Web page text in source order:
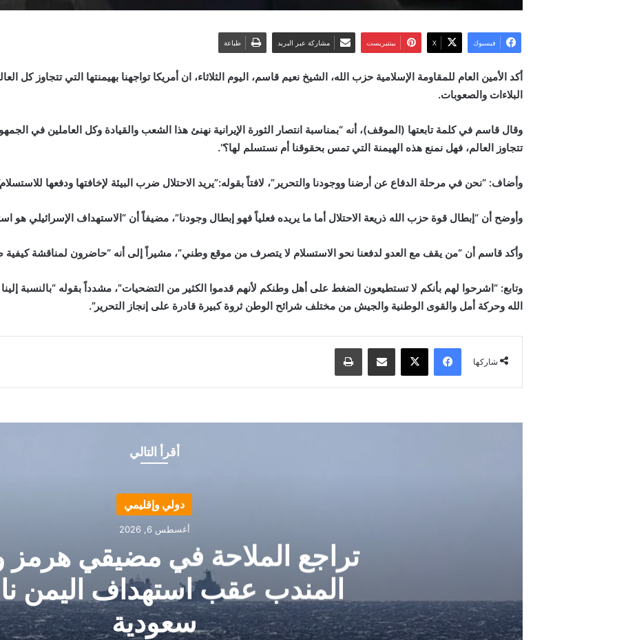
فيسبوك ‫X بينتيريست مشاركة عبر البريد طباعة
أكد الأمين العام للمقاومة الإسلامية حزب الله، الشيخ نعيم قاسم، اليوم الثلاثاء، ان أمريكا تواجهنا بهيمنتها التي تتجاوز كل
البلاءات والصعوبات.
وقال قاسم في كلمة تابعتها (الموقف)، أنه “بمناسبة انتصار الثورة الإيرانية نهنئ هذا الشعب والقيادة وكل العاملين في
تتجاوز العالم، فهل نمنع هذه الهيمنة التي تمس بحقوقنا أم نستسلم لها؟“.
وأضاف: “نحن في مرحلة الدفاع عن أرضنا ووجودنا والتحرير”، لافتاً بقوله:”يريد الاحتلال ضرب البيئة لإخافتها ودفعها للاستسلام
وأوضح أن “إبطال قوة حزب الله ذريعة الاحتلال أما ما يريده فعلياً فهو إبطال وجودنا”، مضيفاً أن “الاستهداف الإسرائيلي
وأكد قاسم أن “من يقف مع العدو لدفعنا نحو الاستسلام لا يتصرف من موقع وطني”، مشيراً إلى أنه “حاضرون لمناقشة كيفية
وتابع: “اشرحوا لهم بأنكم لا تستطيعون الضغط على أهل وطنكم لأنهم قدموا الكثير من التضحيات”، مشدداً بقوله “بالنسبة
الله وحركة أمل والقوى الوطنية والجيش من مختلف شرائح الوطن ثروة كبيرة قادرة على إنجاز التحرير”.
شاركها
فيسبوك ‫X مشاركة عبر البريد طباعة
أقرأ التالي
دولي وإقليمي
أغسطس 6, 2026
تراجع الملاحة في مضيقي هرمز
المندب عقب استهداف اليمن
سعودية